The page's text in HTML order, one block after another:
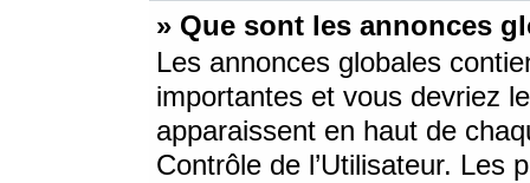
» Que sont les annonces
Les annonces globales
importantes et vous devriez
apparaissent en haut de
Contrôle de l’Utilisateur. Les